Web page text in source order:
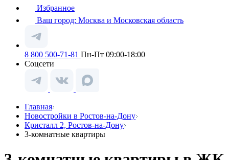
Избранное
Ваш город: Москва и Московская область
8 800 500-71-81 Пн-Пт 09:00-18:00
Соцсети
Главная
Новостройки в Ростов-на-Дону
Кристалл 2, Ростов-на-Дону
3-комнатные квартиры